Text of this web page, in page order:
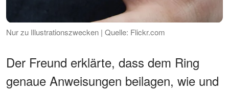
Nur zu Illustrationszwecken | Quelle: Flickr.com
Der Freund erklärte, dass dem Ring
genaue Anweisungen beilagen, wie und